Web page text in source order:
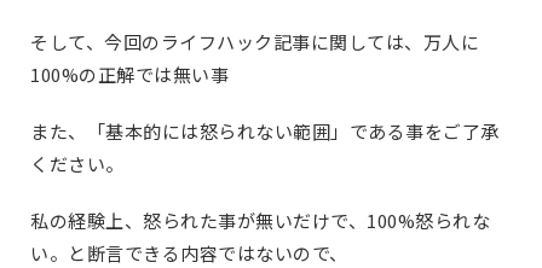
そして、今回のライフハック記事に関しては、万人に
100%の正解では無い事
また、「基本的には怒られない範囲」である事をご了承
ください。
私の経験上、怒られた事が無いだけで、100%怒られな
い。と断言できる内容ではないので、